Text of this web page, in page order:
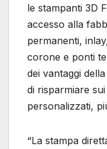
le stampanti 3D
accesso alla
permanenti,
corone e ponti
dei vantaggi
di risparmiare
personalizzati,
“La stampa